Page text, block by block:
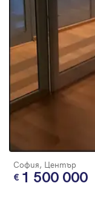
София, Център
1 500 000